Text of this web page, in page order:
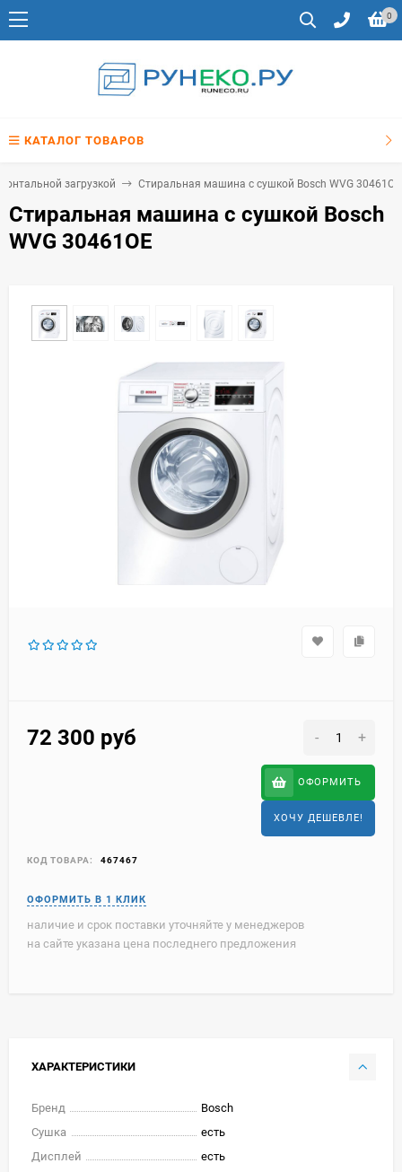
0
КАТАЛОГ ТОВАРОВ
загрузкой Стиральная машина с сушкой Bosch WVG 30461OE
Стиральная машина с сушкой Bosch
WVG 30461OE
72 300 руб - +
ОФОРМИТЬ
ХОЧУ ДЕШЕВЛЕ!
КОД ТОВАРА: 467467
наличие и срок поставки уточняйте у менеджеров
на сайте указана цена последнего предложения
ХАРАКТЕРИСТИКИ
Бренд
Bosch
Сушка
есть
Дисплей
есть